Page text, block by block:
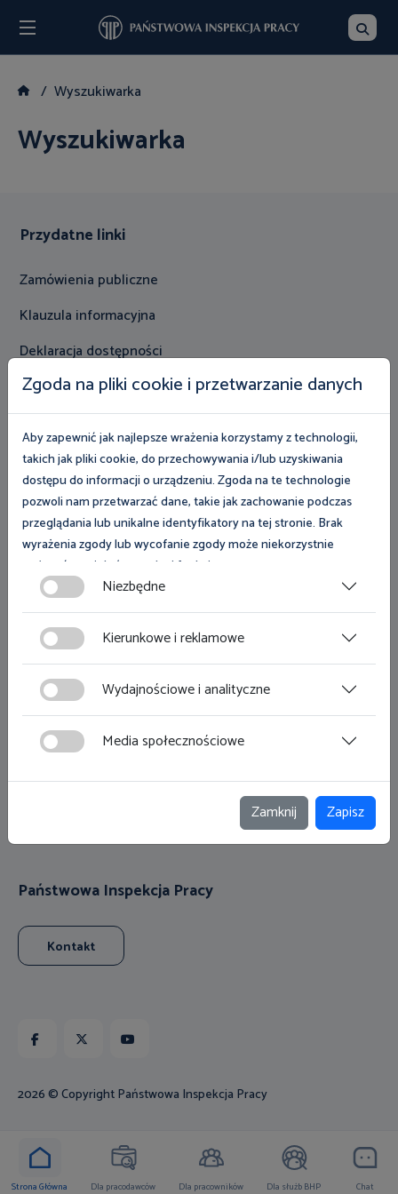
Wyszukiwarka
Wyszukiwarka
Przydatne linki
Zamówienia publiczne
Klauzula informacyjna
Deklaracja dostępności
Mapa strony
Dostęp do informacji publicznej
Informacje w języku migowym
Komunikaty Międzyresortowej Komisji
ds. NDS/NDN
Na skróty
Uzyskaj poradę
Jak złożyć skargę
Niezbędnik pracodawcy
Niezbędnik pracownika
Zgłoszenia obowiązkowe
Państwowa Inspekcja Pracy
Kontakt
Zgoda na pliki cookie i przetwarzanie danych
Aby zapewnić jak najlepsze wrażenia korzystamy z technologii,
takich jak pliki cookie, do przechowywania i/lub uzyskiwania
dostępu do informacji o urządzeniu. Zgoda na te technologie
pozwoli nam przetwarzać dane, takie jak zachowanie podczas
przeglądania lub unikalne identyfikatory na tej stronie. Brak
wyrażenia zgody lub wycofanie zgody może niekorzystnie
wpłynąć na niektóre cechy i funkcje.
Zgoda na pliki cookies jest dobrowolna i można ją wycofać lub
zmodyfikować w dowolnym momencie klikając w przycisk
ciasteczka w lewym dolnym rogu strony. Więcej informacji
znajdziesz w
Niezbędne
Kierunkowe i reklamowe
Wydajnościowe i analityczne
Media społecznościowe
Zamknij Zapisz
2026 © Copyright Państwowa Inspekcja Pracy
Szukaj
Strona Główna Dla pracodawców Dla pracowników Dla służb BHP Chat